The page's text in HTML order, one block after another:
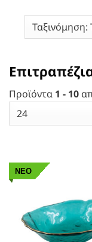
Προϊόντα 1 - 10
ΝΕΟ